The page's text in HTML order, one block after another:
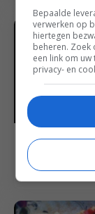
Ei uit de oven
dragon
Bepaalde
verwerken op
hiertegen
beheren. Zoek
een link om
privacy- en